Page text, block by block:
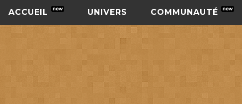
ACCUEIL UNIVERS COMMUNAUTÉ